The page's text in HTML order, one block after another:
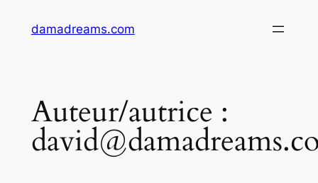
damadreams.com
Auteur/autrice :